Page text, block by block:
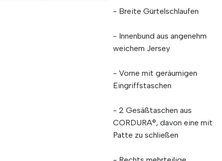
- Breite Gürtelschlaufen
- Innenbund aus angenehm
weichem Jersey
- Vorne mit geräumigen
Eingriffstaschen
- 2 Gesäßtaschen aus
CORDURA®, davon eine mit
Patte zu schließen